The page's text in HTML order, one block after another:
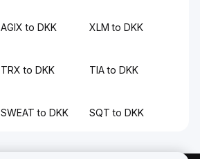
AGIX to DKK XLM to DKK
TRX to DKK TIA to DKK
SWEAT to DKK SQT to DKK